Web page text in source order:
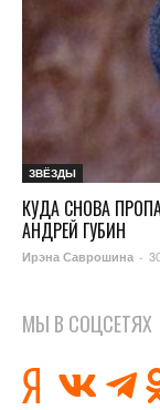
ЗВЁЗДЫ
КУДА СНОВА
АНДРЕЙ ГУБИН
Ирэна Саврошина -
МЫ В СОЦСЕТЯХ